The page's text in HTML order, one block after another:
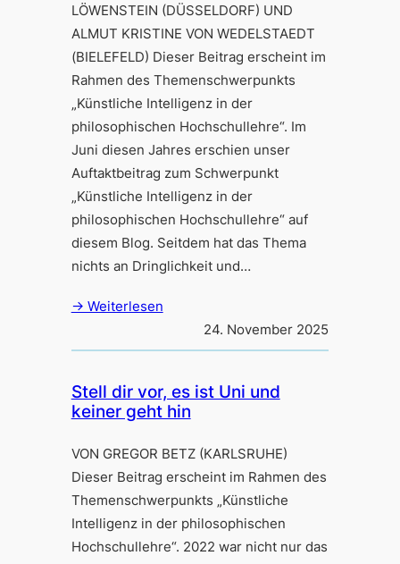
LÖWENSTEIN (DÜSSELDORF) UND
ALMUT KRISTINE VON WEDELSTAEDT
(BIELEFELD) Dieser Beitrag erscheint im
Rahmen des Themenschwerpunkts
„Künstliche Intelligenz in der
philosophischen Hochschullehre“. Im
Juni diesen Jahres erschien unser
Auftaktbeitrag zum Schwerpunkt
„Künstliche Intelligenz in der
philosophischen Hochschullehre“ auf
diesem Blog. Seitdem hat das Thema
nichts an Dringlichkeit und…
→ Weiterlesen
24. November 2025
Stell dir vor, es ist Uni und
keiner geht hin
VON GREGOR BETZ (KARLSRUHE)
Dieser Beitrag erscheint im Rahmen des
Themenschwerpunkts „Künstliche
Intelligenz in der philosophischen
Hochschullehre“. 2022 war nicht nur das